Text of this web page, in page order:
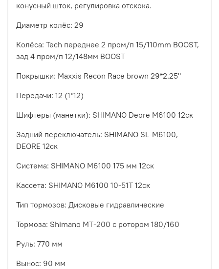
конусный шток, регулировка отскока.
Диаметр колёс: 29
Колёса: Tech переднее 2 пром/п 15/110mm BOOST,
зад 4 пром/п 12/148мм BOOST
Покрышки: Maxxis Recon Race brown 29*2.25"
Передачи: 12 (1*12)
Шифтеры (манетки): SHIMANO Deore M6100 12ск
Задний переключатель: SHIMANO SL-M6100,
DEORE 12ск
Система: SHIMANO M6100 175 мм 12ск
Кассета: SHIMANO M6100 10-51T 12ск
Тип тормозов: Дисковые гидравлические
Тормоза: Shimano MT-200 с ротором 180/160
Руль: 770 мм
Вынос: 90 мм